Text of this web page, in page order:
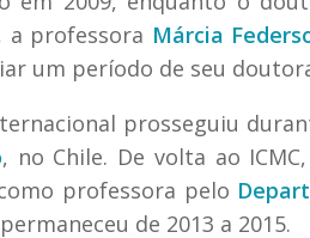
a professora Márcia
um período de seu
prosseguiu
, no Chile. De volta ao
professora pelo
de 2013 a 2015.